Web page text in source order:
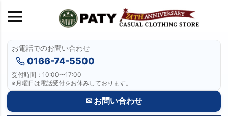
お電話でのお問い合わせ
0166-74-5500
受付時間：10:00〜17:00
※月曜日は電話受付をお休みしております。
✉ お問い合わせ